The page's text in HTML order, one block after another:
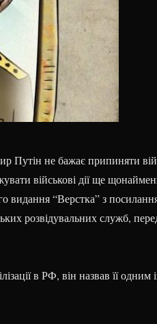
Путін не бажає припиняти
військові дії ще
видання “Верстка” з
розвідувальних служб,
в РФ, він назвав її одним